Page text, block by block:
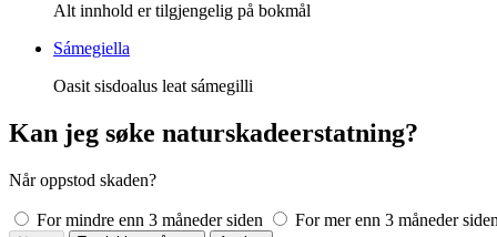
Alt innhold er tilgjengelig på bokmål
Sámegiella
Oasit sisdoalus leat sámegilli
Kan jeg søke naturskadeerstatning?
Når oppstod skaden?
For mindre enn 3 måneder siden For mer enn 3 måneder siden